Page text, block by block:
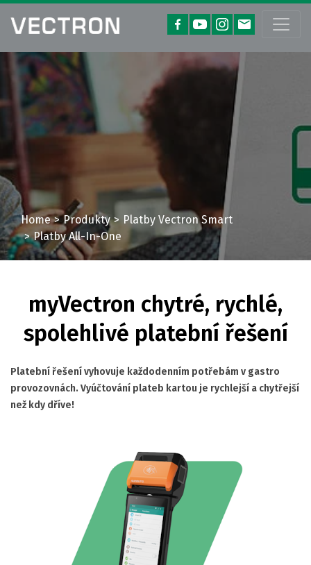
Home Produkty
Platby Vectron Smart
Platby All-In-One
myVectron chytré, rychlé,
spolehlivé platební řešení
Platební řešení vyhovuje každodenním potřebám v gastro
provozovnách. Vyúčtování plateb kartou je rychlejší a chytřejší
než kdy dříve!